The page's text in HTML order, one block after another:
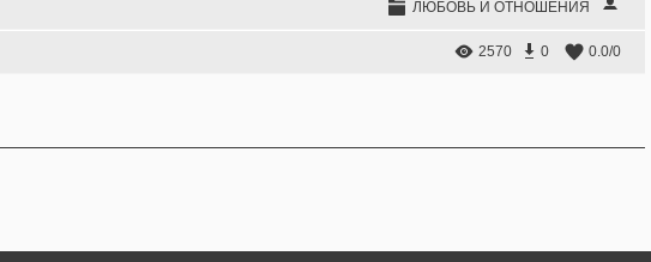
ЛЮБОВЬ И ОТНОШЕНИЯ
2570 0 0.0/0